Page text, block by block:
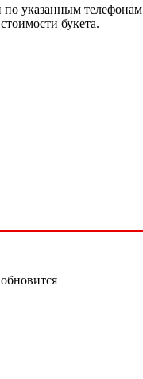
по указанным
букета.